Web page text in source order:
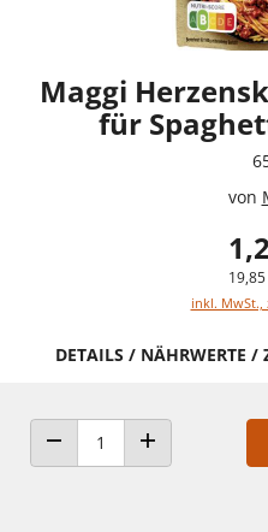
Maggi
für
von
inkl. MwSt.,
DETAILS / NÄHRWERTE /
ANZAHL VERRINGERNANZAHL ERHÖHEN